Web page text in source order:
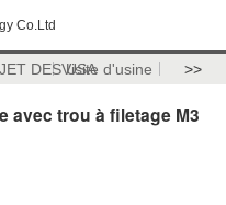
Co.Ltd
DES USAVisite d'usine >>
avec trou à filetage M3